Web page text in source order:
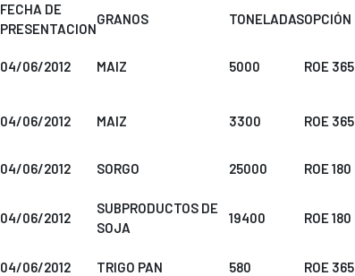
FECHA DE
PRESENTACION
GRANOS TONELADASOPCIÓN
04/06/2012 MAIZ 5000 ROE 365
04/06/2012 MAIZ 3300 ROE 365
04/06/2012 SORGO 25000 ROE 180
04/06/2012
SUBPRODUCTOS DE
SOJA
19400 ROE 180
04/06/2012 TRIGO PAN 580 ROE 365